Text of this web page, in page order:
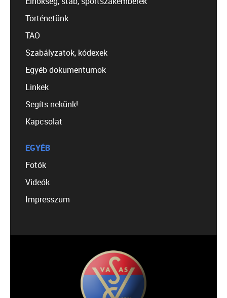
Történetünk
TAO
Szabályzatok, kódexek
Egyéb dokumentumok
Linkek
Segíts nekünk!
Kapcsolat
EGYÉB
Fotók
Videók
Impresszum